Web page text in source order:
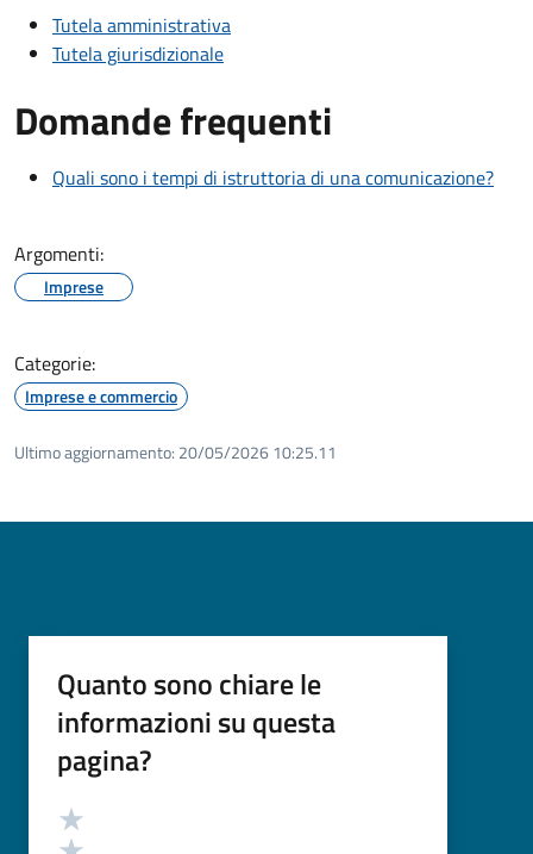
Tutela amministrativa
Tutela giurisdizionale
Domande frequenti
Quali sono i tempi di istruttoria di una comunicazione?
Argomenti:
Imprese
Categorie:
Imprese e commercio
Ultimo aggiornamento: 20/05/2026 10:25.11
Quanto sono chiare le
informazioni su questa
pagina?
Valutazione